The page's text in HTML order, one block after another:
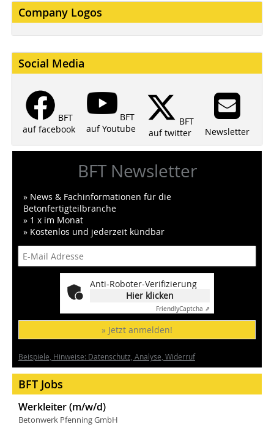
Company Logos
Social Media
BFT
auf facebook
BFT
auf Youtube
BFT
auf twitter
Newsletter
BFT Newsletter
» News & Fachinformationen für die
Betonfertigteilbranche
» 1 x im Monat
» Kostenlos und jederzeit kündbar
Anti-Roboter-Verifizierung
Hier klicken
FriendlyCaptcha ⇗
» Jetzt anmelden!
Beispiele, Hinweise: Datenschutz, Analyse, Widerruf
BFT Jobs
Werkleiter (m/w/d)
Betonwerk Pfenning GmbH